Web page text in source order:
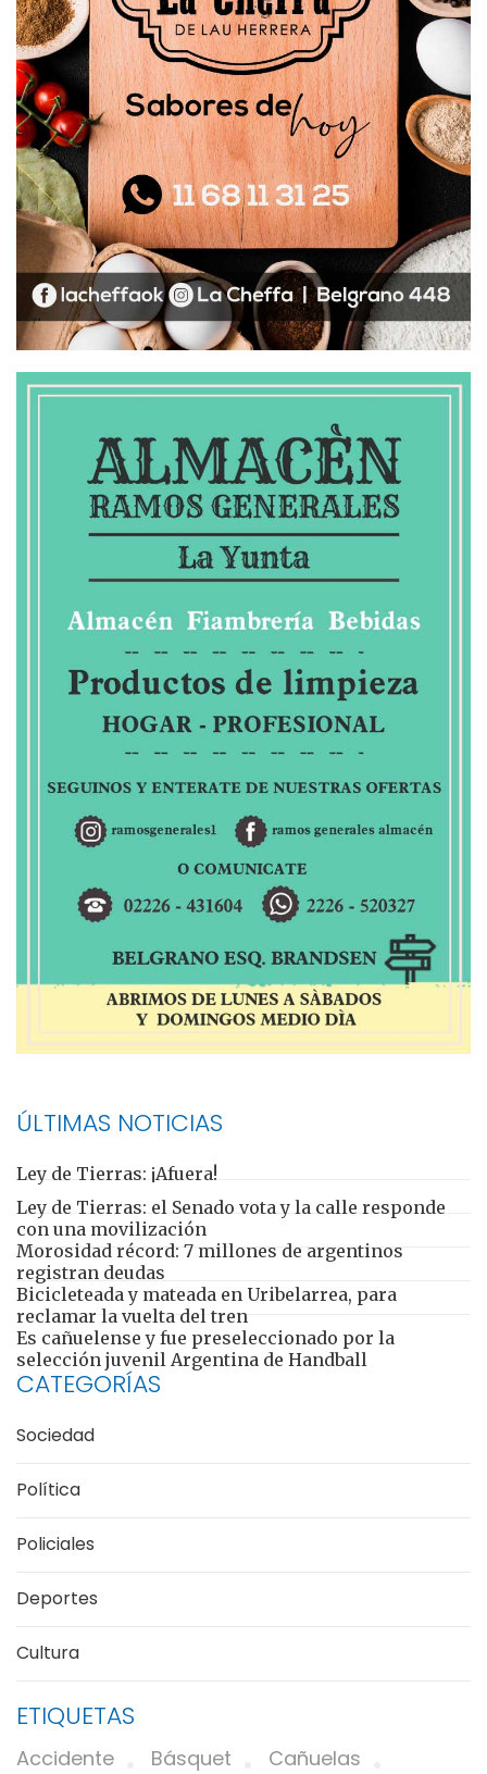
ÚLTIMAS NOTICIAS
Ley de Tierras: ¡Afuera!
Ley de Tierras: el Senado vota y la calle responde
con una movilización
Morosidad récord: 7 millones de argentinos
registran deudas
Bicicleteada y mateada en Uribelarrea, para
reclamar la vuelta del tren
Es cañuelense y fue preseleccionado por la
selección juvenil Argentina de Handball
CATEGORÍAS
Sociedad
Política
Policiales
Deportes
Cultura
ETIQUETAS
Accidente Básquet Cañuelas